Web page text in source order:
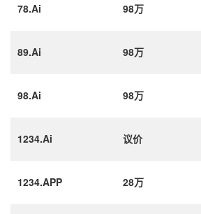
78.Ai 98万
89.Ai 98万
98.Ai 98万
1234.Ai 议价
1234.APP 28万